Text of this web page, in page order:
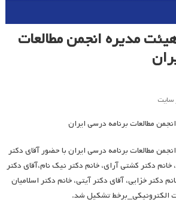
مدیره انجمن مطالعات
سایت
مطالعات برنامه درسی ایران
مطالعات برنامه درسی ایران با حضور آقای دکتر
دکتر کشتی آرای، خانم دکتر نیک نام،آقای دکتر
دکتر خزایی، آقای دکتر آیتی، خانم دکتر اسلامیان